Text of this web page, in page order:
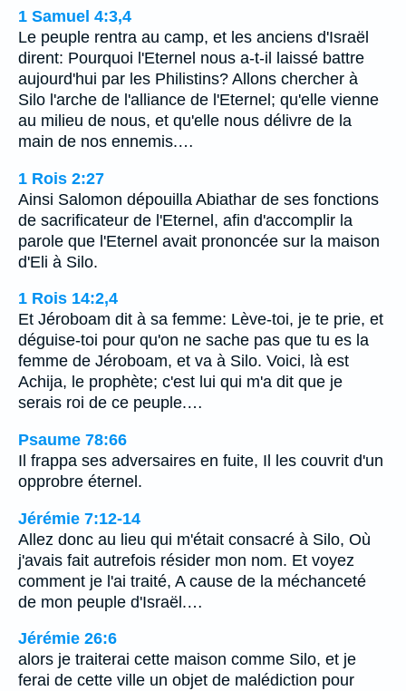
1 Samuel 4:3,4
Le peuple rentra au camp, et les anciens d'Israël
dirent: Pourquoi l'Eternel nous a-t-il laissé battre
aujourd'hui par les Philistins? Allons chercher à
Silo l'arche de l'alliance de l'Eternel; qu'elle vienne
au milieu de nous, et qu'elle nous délivre de la
main de nos ennemis.…
1 Rois 2:27
Ainsi Salomon dépouilla Abiathar de ses fonctions
de sacrificateur de l'Eternel, afin d'accomplir la
parole que l'Eternel avait prononcée sur la maison
d'Eli à Silo.
1 Rois 14:2,4
Et Jéroboam dit à sa femme: Lève-toi, je te prie, et
déguise-toi pour qu'on ne sache pas que tu es la
femme de Jéroboam, et va à Silo. Voici, là est
Achija, le prophète; c'est lui qui m'a dit que je
serais roi de ce peuple.…
Psaume 78:66
Il frappa ses adversaires en fuite, Il les couvrit d'un
opprobre éternel.
Jérémie 7:12-14
Allez donc au lieu qui m'était consacré à Silo, Où
j'avais fait autrefois résider mon nom. Et voyez
comment je l'ai traité, A cause de la méchanceté
de mon peuple d'Israël.…
Jérémie 26:6
alors je traiterai cette maison comme Silo, et je
ferai de cette ville un objet de malédiction pour